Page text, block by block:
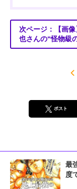
次ページ：【画
也さんの“怪物級
ポスト
最
度